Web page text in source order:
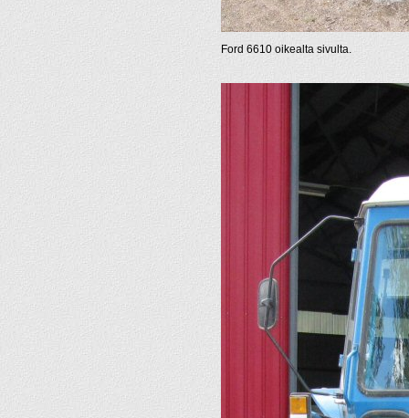
Ford 6610 oikealta sivulta.